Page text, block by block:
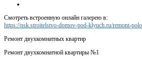
Смотреть встроенную онлайн галерею в:
https://nsk.stroitelstvo-domov-pod-klyuch.ru/remont-
Ремонт двухкомнатных квартир
Ремонт двухкомнатной квартиры №1